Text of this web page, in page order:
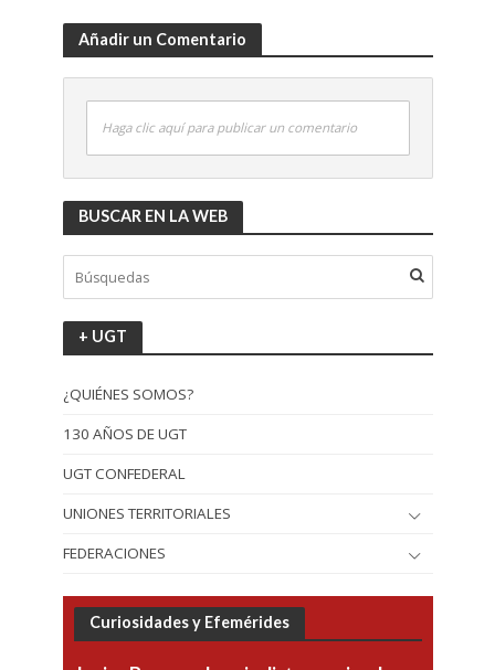
Añadir un Comentario
Haga clic aquí para publicar un comentario
BUSCAR EN LA WEB
+ UGT
¿QUIÉNES SOMOS?
130 AÑOS DE UGT
UGT CONFEDERAL
UNIONES TERRITORIALES
FEDERACIONES
Curiosidades y Efemérides